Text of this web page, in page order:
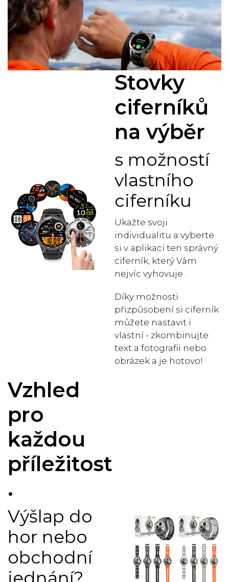
Stovky
ciferníků
na výběr
s možností
vlastního
ciferníku
Ukažte svoji
individualitu a vyberte
si v aplikaci ten správný
ciferník, který Vám
nejvíc vyhovuje .
Díky možnosti
přizpůsobení si ciferník
můžete nastavit i
vlastní - zkombinujte
text a fotografii nebo
obrázek a je hotovo!
Vzhled
pro
každou
příležitost
.
Výšlap do
hor nebo
obchodní